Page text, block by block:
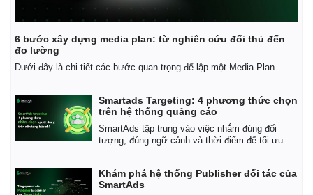
6 bước xây dựng media plan: từ nghiên cứu đối thủ đến
đo lường
Dưới đây là chi tiết các bước quan trọng để lập một Media Plan.
Smartads Targeting: 4 phương thức chọn
trên hệ thống quảng cáo
SmartAds tập trung vào việc nhắm đúng đối
tượng, đúng ngữ cảnh và thời điểm để tối ưu.
Khám phá hệ thống Publisher đối tác của
SmartAds